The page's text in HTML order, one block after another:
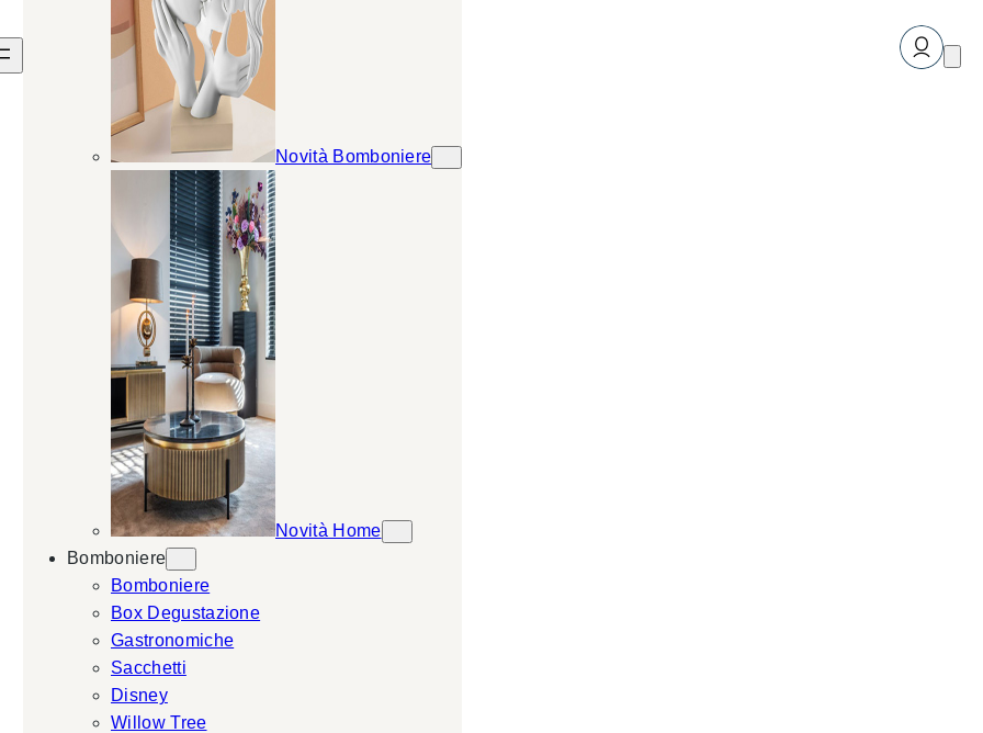
Novità Bomboniere
Novità Home
Bomboniere
Bomboniere
Box Degustazione
Gastronomiche
Sacchetti
Disney
Willow Tree